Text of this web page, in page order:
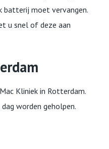
batterij moet vervangen.
u snel of deze aan
Kliniek in Rotterdam.
worden geholpen.